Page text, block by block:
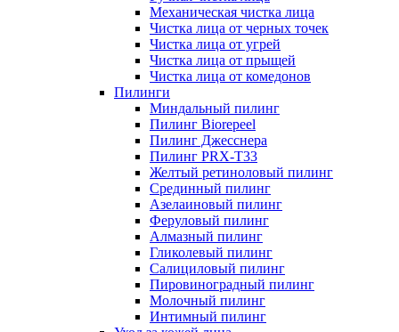
Механическая чистка лица
Чистка лица от черных точек
Чистка лица от угрей
Чистка лица от прыщей
Чистка лица от комедонов
Пилинги
Миндальный пилинг
Пилинг Biorepeel
Пилинг Джесснера
Пилинг PRX-T33
Желтый ретиноловый пилинг
Срединный пилинг
Азелаиновый пилинг
Феруловый пилинг
Алмазный пилинг
Гликолевый пилинг
Салициловый пилинг
Пировиноградный пилинг
Молочный пилинг
Интимный пилинг